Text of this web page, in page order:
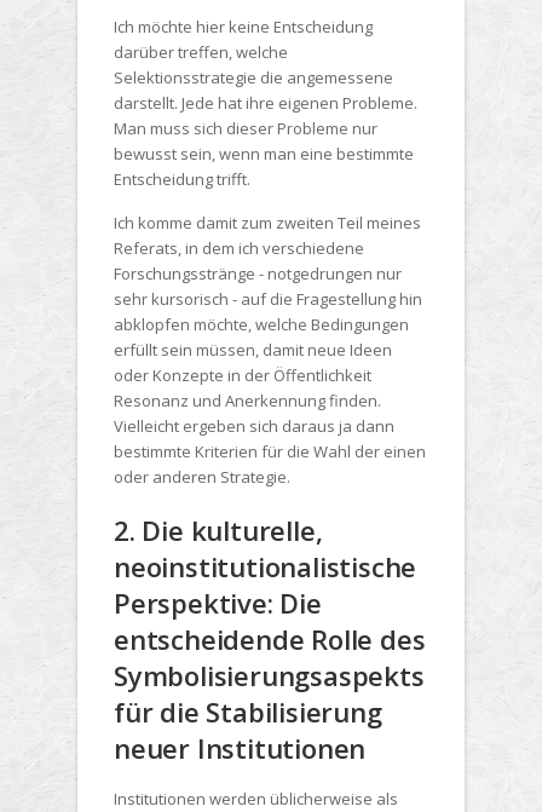
Ich möchte hier keine Entscheidung
darüber treffen, welche
Selektionsstrategie die angemessene
darstellt. Jede hat ihre eigenen Probleme.
Man muss sich dieser Probleme nur
bewusst sein, wenn man eine bestimmte
Entscheidung trifft.
Ich komme damit zum zweiten Teil meines
Referats, in dem ich verschiedene
Forschungsstränge - notgedrungen nur
sehr kursorisch - auf die Fragestellung hin
abklopfen möchte, welche Bedingungen
erfüllt sein müssen, damit neue Ideen
oder Konzepte in der Öffentlichkeit
Resonanz und Anerkennung finden.
Vielleicht ergeben sich daraus ja dann
bestimmte Kriterien für die Wahl der einen
oder anderen Strategie.
2. Die kulturelle,
neoinstitutionalistische
Perspektive: Die
entscheidende Rolle des
Symbolisierungsaspekts
für die Stabilisierung
neuer Institutionen
Institutionen werden üblicherweise als